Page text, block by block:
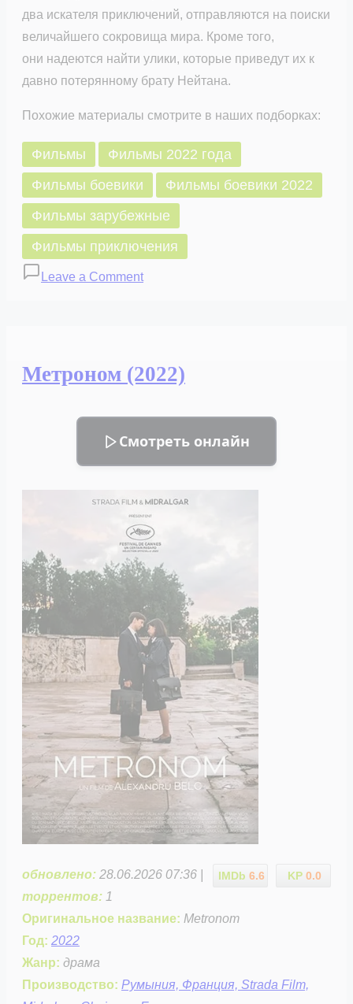
два искателя приключений, отправляются на поиски
величайшего сокровища мира. Кроме того,
они надеются найти улики, которые приведут их к
давно потерянному брату Нейтана.
Похожие материалы смотрите в наших подборках:
Фильмы
Фильмы 2022 года
Фильмы боевики
Фильмы боевики 2022
Фильмы зарубежные
Фильмы приключения
Leave a Commenton
значится
Метроном (2022)
Смотреть онлайн
KP 0.0
IMDb 6.6
обновлено: 28.06.2026 07:36 |
торрентов: 1
Оригинальное название: Metronom
Год: 2022
Жанр: драма
Производство: Румыния, Франция, Strada Film,